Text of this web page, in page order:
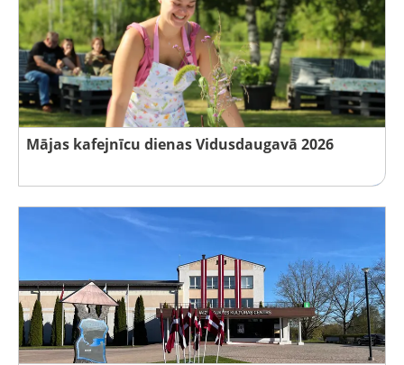
Mājas kafejnīcu dienas Vidusdaugavā 2026